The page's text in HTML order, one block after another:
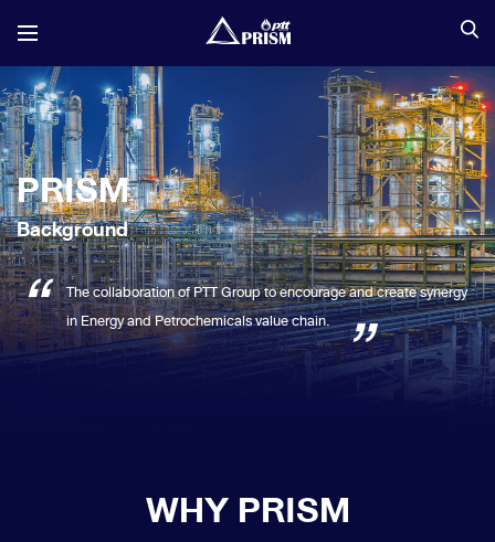
PRISM
Background
The collaboration of PTT Group to encourage and create synergy
in Energy and Petrochemicals value chain.
WHY PRISM